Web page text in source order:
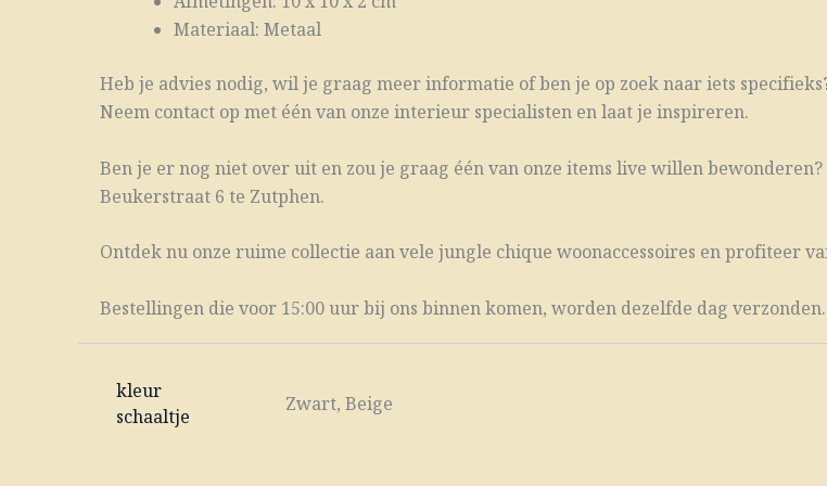
Materiaal: Metaal
Heb je advies nodig, wil je graag meer informatie of ben je op zoek naar iets
Neem contact op met één van onze interieur specialisten en laat je inspireren.
Ben je er nog niet over uit en zou je graag één van onze items live willen
Beukerstraat 6 te Zutphen.
Ontdek nu onze ruime collectie aan vele jungle chique woonaccessoires en profiteer
Bestellingen die voor 15:00 uur bij ons binnen komen, worden dezelfde dag
kleur
schaaltje
Zwart, Beige